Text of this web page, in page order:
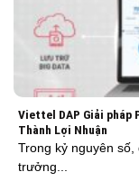
Viettel DAP Giải pháp
Thành Lợi Nhuận
Trong kỷ nguyên
trưởng...